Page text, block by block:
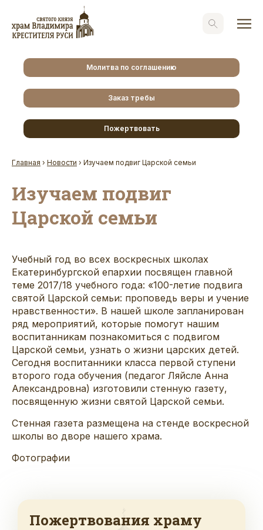
Молитва по соглашению
Заказ требы
Пожертвовать
Главная › Новости › Изучаем подвиг Царской семьи
Изучаем подвиг
Царской семьи
Учебный год во всех воскресных школах
Екатеринбургской епархии посвящен главной
теме 2017/18 учебного года: «100-летие подвига
святой Царской семьи: проповедь веры и учение
нравственности». В нашей школе запланирован
ряд мероприятий, которые помогут нашим
воспитанникам познакомиться с подвигом
Царской семьи, узнать о жизни царских детей.
Сегодня воспитанники класса первой ступени
второго года обучения (педагог Ляйсле Анна
Александровна) изготовили стенную газету,
посвященную жизни святой Царской семьи.
Стенная газета размещена на стенде воскресной
школы во дворе нашего храма.
Фотографии
Пожертвования храму